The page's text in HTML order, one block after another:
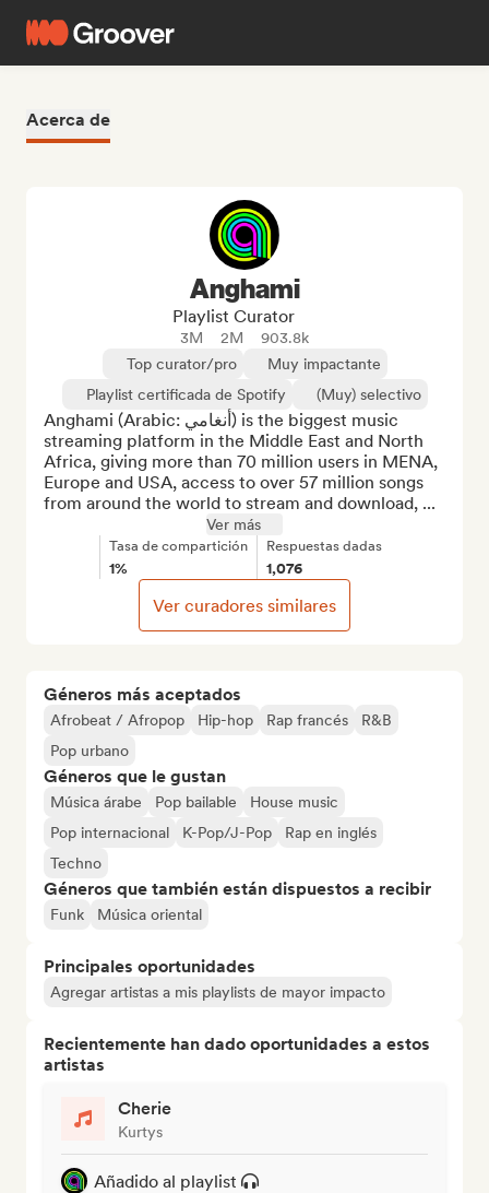
Acerca de
Géneros más aceptados
Afrobeat / Afropop Hip-hop Rap francés
R&B
Pop urbano
Géneros que le gustan
Música árabe Pop bailable
House music
Pop internacional
K-Pop/J-Pop
Rap en inglés
Techno
Géneros que también están dispuestos a recibir
Funk Música oriental
Principales oportunidades
Agregar artistas a mis playlists de mayor impacto
Recientemente han dado oportunidades a estos
artistas
Cherie
Kurtys
Añadido al playlist
Anghami
Playlist Curator
3M 2M
903.8k
Top curator/pro
Muy impactante
Playlist certificada de Spotify
(Muy) selectivo
Anghami (Arabic: أنغامي‎) is the biggest music
streaming platform in the Middle East and North
Africa, giving more than 70 million users in MENA,
Europe and USA, access to over 57 million songs
from around the world to stream and download, ...
Ver más
Tasa de compartición
1%
Respuestas dadas
1,076
Ver curadores similares